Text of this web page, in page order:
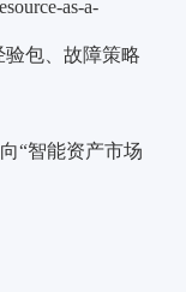
as-a-
验包、故障策略
“智能资产市场